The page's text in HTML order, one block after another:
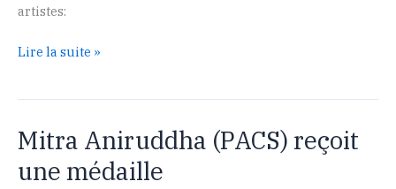
artistes:
Circonvolutions
Lire la suite »
Mitra Aniruddha (PACS) reçoit
une médaille